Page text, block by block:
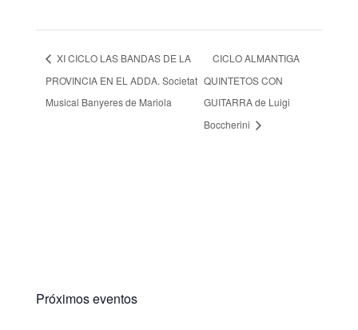
XI CICLO LAS BANDAS DE LA
PROVINCIA EN EL ADDA. Societat
Musical Banyeres de Mariola
CICLO ALMANTIGA
QUINTETOS CON
GUITARRA de Luigi
Boccherini
Próximos eventos